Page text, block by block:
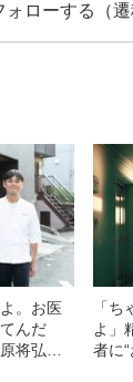
ォローする
（
。お医
んだ
将弘が
「
よ」
者に